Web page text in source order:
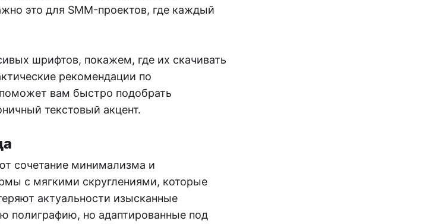
это для SMM-проектов, где каждый
шрифтов, покажем, где их скачивать
рекомендации по
вам быстро подобрать
текстовый акцент.
сочетание минимализма и
с мягкими скруглениями, которые
актуальности изысканные
полиграфию, но адаптированные под